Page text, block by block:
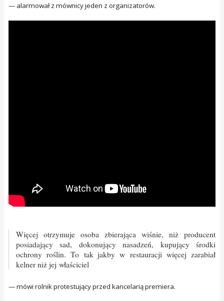
— alarmował z mównicy jeden z organizatorów.
Więcej otrzymuje osoba zbierająca wiśnie, niż producent
posiadający sad, dokonujący nasadzeń, kupujący środki
ochrony roślin. To tak jakby w restauracji więcej zarabiał
kelner niż jej właściciel
— mówi rolnik protestujący przed kancelarią premiera.